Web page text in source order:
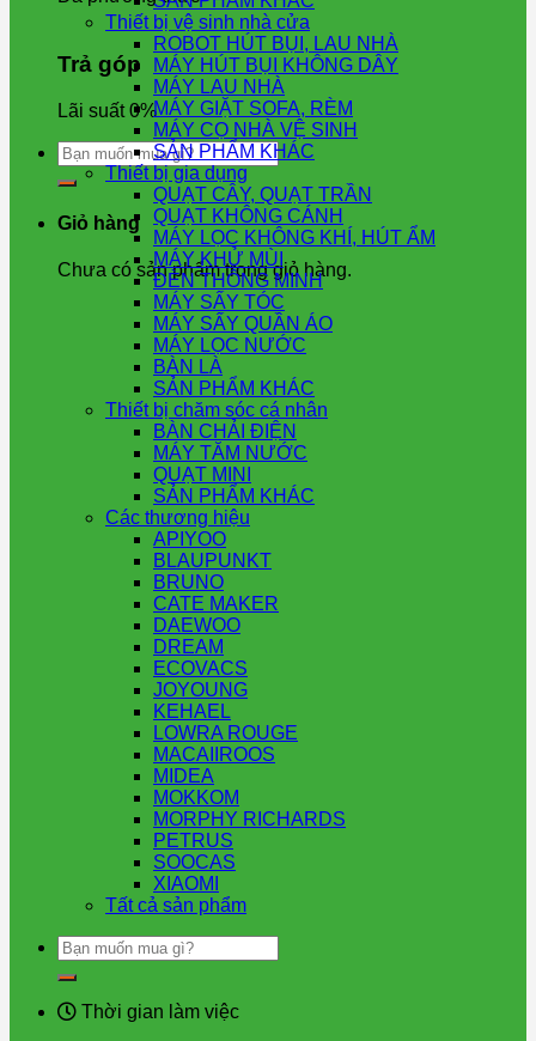
Trả góp
Lãi suất 0%
Tìm
kiếm:
Giỏ hàng
Chưa có sản phẩm trong giỏ hàng.
Thiết bị vệ sinh nhà cửa
ROBOT HÚT BỤI, LAU NHÀ
MÁY HÚT BỤI KHÔNG DÂY
MÁY LAU NHÀ
MÁY GIẶT SOFA, RÈM
MÁY CỌ NHÀ VỆ SINH
SẢN PHẨM KHÁC
Thiết bị gia dụng
QUẠT CÂY, QUẠT TRẦN
QUẠT KHÔNG CÁNH
MÁY LỌC KHÔNG KHÍ, HÚT ẨM
MÁY KHỬ MÙI
ĐÈN THÔNG MINH
MÁY SẤY TÓC
MÁY SẤY QUẦN ÁO
MÁY LỌC NƯỚC
BÀN LÀ
SẢN PHẨM KHÁC
Thiết bị chăm sóc cá nhân
BÀN CHẢI ĐIỆN
MÁY TĂM NƯỚC
QUẠT MINI
SẢN PHẨM KHÁC
Các thương hiệu
APIYOO
BLAUPUNKT
BRUNO
CATE MAKER
DAEWOO
DREAM
ECOVACS
JOYOUNG
KEHAEL
LOWRA ROUGE
MACAIIROOS
MIDEA
MOKKOM
MORPHY RICHARDS
PETRUS
SOOCAS
XIAOMI
Tất cả sản phẩm
Tìm
kiếm:
Thời gian làm việc